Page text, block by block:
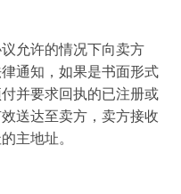
允许的情况下向卖方
通知，如果是书面形式
并要求回执的已注册或
送达至卖方，卖方接收
主地址。